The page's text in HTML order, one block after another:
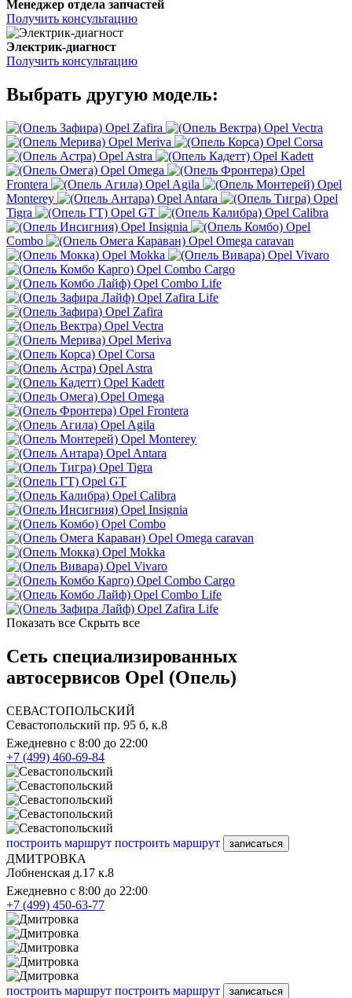
Менеджер отдела запчастей
Получить консультацию
Электрик-диагност
Получить консультацию
Выбрать другую модель:
Opel Zafira
Opel Vectra
Opel Meriva
Opel Corsa
Opel Astra
Opel Kadett
Opel Omega
Opel
Frontera
Opel Agila
Opel
Monterey
Opel Antara
Opel
Tigra
Opel GT
Opel Calibra
Opel Insignia
Opel
Combo
Opel Omega caravan
Opel Mokka
Opel Vivaro
Opel Combo Cargo
Opel Combo Life
Opel Zafira Life
Opel Zafira
Opel Vectra
Opel Meriva
Opel Corsa
Opel Astra
Opel Kadett
Opel Omega
Opel Frontera
Opel Agila
Opel Monterey
Opel Antara
Opel Tigra
Opel GT
Opel Calibra
Opel Insignia
Opel Combo
Opel Omega caravan
Opel Mokka
Opel Vivaro
Opel Combo Cargo
Opel Combo Life
Opel Zafira Life
Показать все Скрыть все
Сеть специализированных
автосервисов Opel (Опель)
СЕВАСТОПОЛЬСКИЙ
Севастопольский пр. 95 б, к.8
Ежедневно с 8:00 до 22:00
+7 (499) 460-69-84
построить маршрут построить маршрут записаться
ДМИТРОВКА
Лобненская д.17 к.8
Ежедневно с 8:00 до 22:00
+7 (499) 450-63-77
построить маршрут построить маршрут записаться